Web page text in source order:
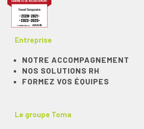
Entreprise
NOTRE ACCOMPAGNEMENT
NOS SOLUTIONS RH
FORMEZ VOS ÉQUIPES
Le groupe Toma